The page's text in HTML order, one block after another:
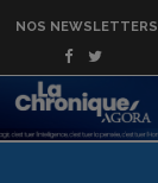
NOS NEWSLETTERS